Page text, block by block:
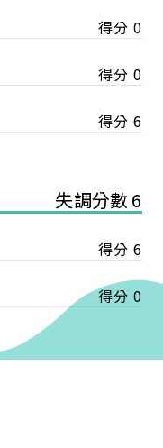
得分 0
得分 0
得分 6
失調分數 6
得分 6
得分 0
繳費資訊如下
時繳納；常年會
訓暨發展協會
行